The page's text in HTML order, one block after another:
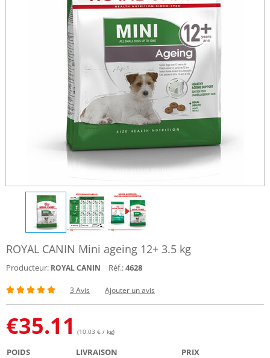
ROYAL CANIN Mini ageing 12+ 3.5 kg
Producteur: ROYAL CANIN Réf.:4628
3 Avis Ajouter un avis
€35.11 (10.03 € / kg)
POIDS LIVRAISON PRIX